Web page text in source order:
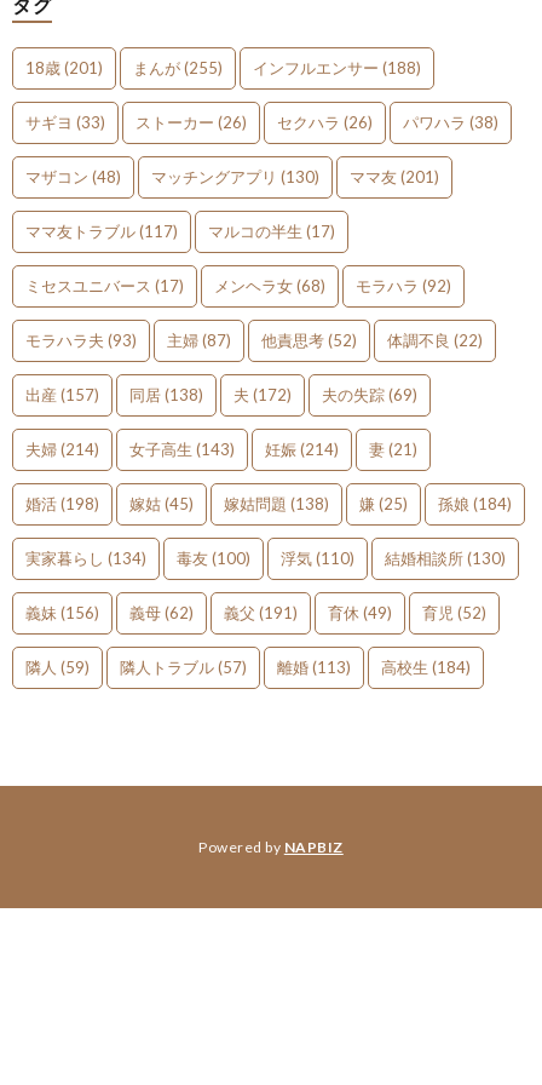
タグ
18歳(201) まんが(255) インフルエンサー (188)
サギヨ (33) ストーカー (26) セクハラ (26) パワハラ (38)
マザコン (48) マッチングアプリ (130) ママ友(201)
ママ友トラブル(117) マルコの半生 (17)
ミセスユニバース (17) メンヘラ女(68) モラハラ (92)
モラハラ夫 (93) 主婦(87) 他責思考(52) 体調不良 (22)
出産 (157) 同居(138) 夫 (172) 夫の失踪(69)
夫婦(214) 女子高生 (143) 妊娠(214) 妻(21)
婚活(198) 嫁姑(45) 嫁姑問題 (138) 嫌 (25) 孫娘 (184)
実家暮らし (134) 毒友(100) 浮気(110) 結婚相談所(130)
義妹(156) 義母(62) 義父 (191) 育休 (49) 育児(52)
隣人 (59) 隣人トラブル(57) 離婚(113) 高校生 (184)
Powered by NAPBIZ